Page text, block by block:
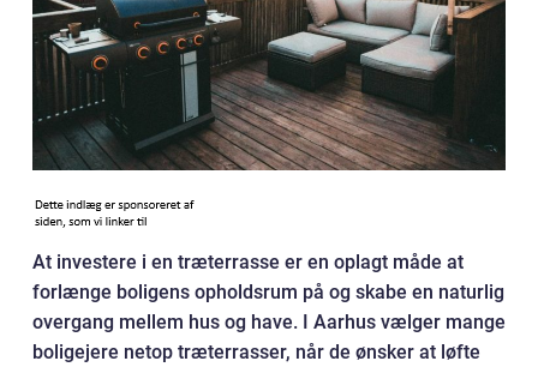
At investere i en træterrasse er en oplagt måde at
forlænge boligens opholdsrum på og skabe en naturlig
overgang mellem hus og have. I Aarhus vælger mange
boligejere netop træterrasser, når de ønsker at løfte